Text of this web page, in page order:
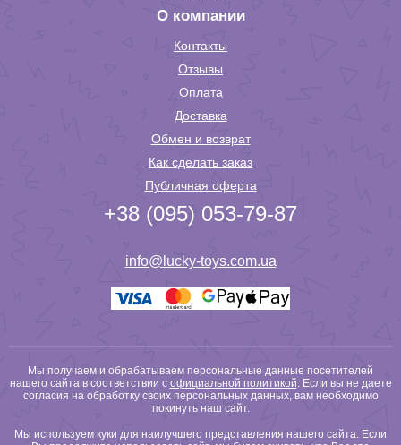
О компании
Контакты
Отзывы
Оплата
Доставка
Обмен и возврат
Как сделать заказ
Публичная оферта
+38 (095) 053-79-87
info@lucky-toys.com.ua
Мы получаем и обрабатываем персональные данные посетителей
нашего сайта в соответствии с официальной политикой. Если вы не даете
согласия на обработку своих персональных данных, вам необходимо
покинуть наш сайт.
Мы используем куки для наилучшего представления нашего сайта. Если